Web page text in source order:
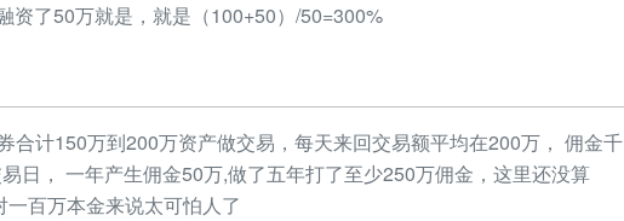
资了50万就是，就是（100+50）/50=300%
计150万到200万资产做交易，每天来回交易额平均在200万， 佣金千
日， 一年产生佣金50万,做了五年打了至少250万佣金，这里还没算
百万本金来说太可怕人了